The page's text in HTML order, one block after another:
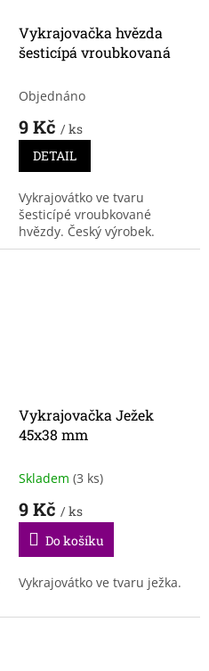
Vykrajovačka hvězda
šesticípá vroubkovaná
Objednáno
9 Kč / ks
DETAIL
Vykrajovátko ve tvaru
šesticípé vroubkované
hvězdy. Český výrobek.
Vykrajovačka Ježek
45x38 mm
Skladem (3 ks)
9 Kč / ks
Do košíku
Vykrajovátko ve tvaru ježka.